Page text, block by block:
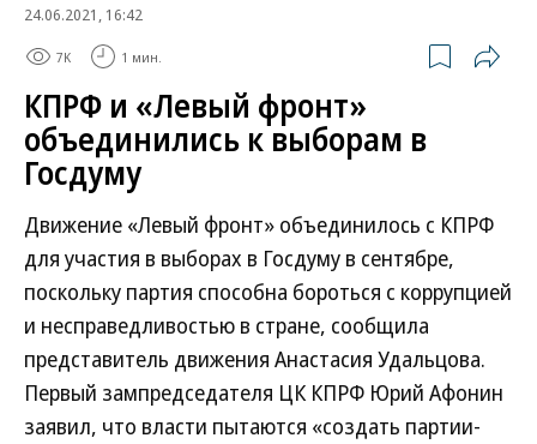
24.06.2021, 16:42
7K 1 мин.
КПРФ и «Левый фронт»
объединились к выборам в
Госдуму
Движение «Левый фронт» объединилось с КПРФ
для участия в выборах в Госдуму в сентябре,
поскольку партия способна бороться с коррупцией
и несправедливостью в стране, сообщила
представитель движения Анастасия Удальцова.
Первый зампредседателя ЦК КПРФ Юрий Афонин
заявил, что власти пытаются «создать партии-